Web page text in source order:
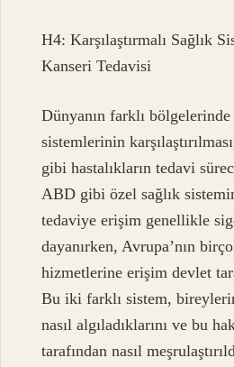
H4: Karşılaştırmalı Sağlık
Kanseri Tedavisi
Dünyanın farklı bölgelerinde
sistemlerinin
gibi hastalıkların tedavi
ABD gibi özel sağlık
tedaviye erişim genellikle
dayanırken, Avrupa’nın
hizmetlerine erişim devlet
Bu iki farklı sistem,
nasıl algıladıklarını ve bu
tarafından nasıl